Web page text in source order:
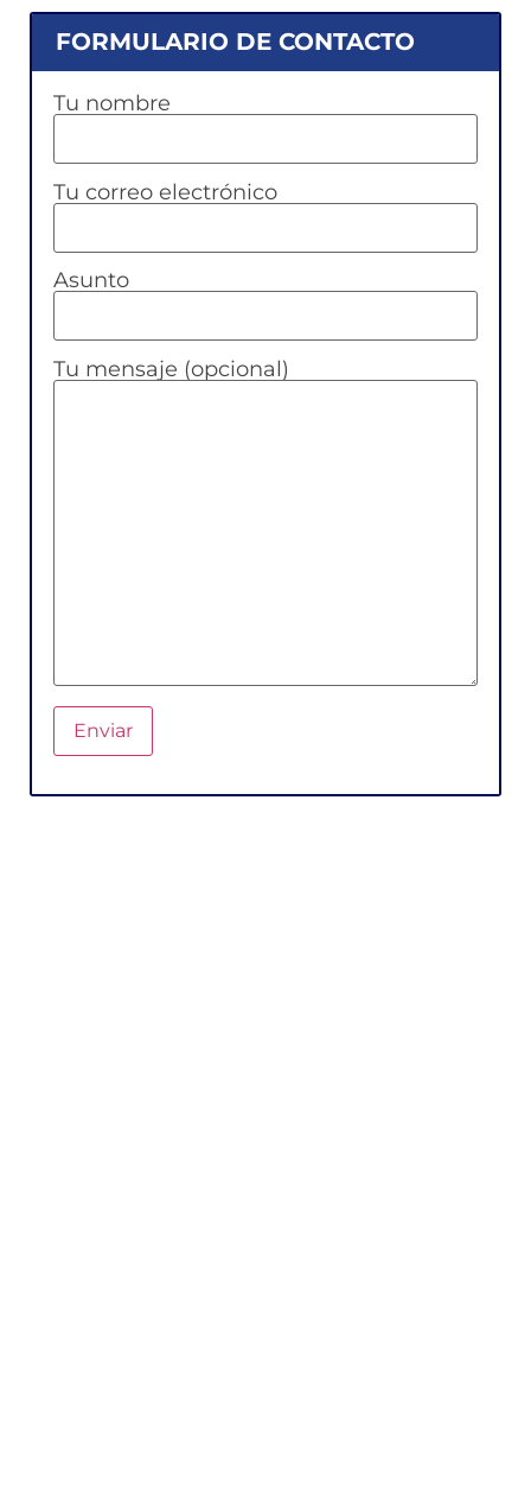
FORMULARIO DE CONTACTO
Tu nombre
Tu correo electrónico
Asunto
Tu mensaje (opcional)